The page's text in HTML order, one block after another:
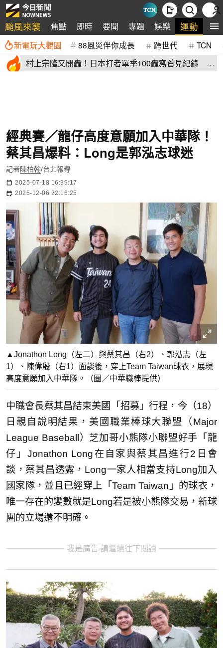
颱風來襲 焦點 即時 要聞 專題 娛樂 運動 全
新電玩大觀園 88風災伴你成長 跨世代 TCN
村上宗隆又開轟！日本打者單季100轟寫首見紀錄 這
經典賽／龍仔高度意願加入中華隊！
蔡其昌爆料：Long是郭泓志球迷
記者陳柏翰/台北報導
2025-07-18 16:39:17
2025-12-06 22:16:25
▲Jonathon Long（左二）與蔡其昌（右2）、郭泓志（左
1）、陳偉殷（右1）面談後，穿上Team Taiwan球衣，展現
高度意願加入中華隊。（圖／中華職棒提供）
中職會長蔡其昌結束美國「招募」行程，今（18）
日親自說明結果，美國職業棒球大聯盟（Major
League Baseball）芝加哥小熊隊小聯盟好手「龍
仔」Jonathon Long在自家與蔡其昌進行2日會
談，蔡其昌透露，Long一家人相當支持Long加入
國家隊，並且已經穿上「Team Taiwan」的球衣，
唯一存在的變數就是Long若是被小熊隊交易，新球
團的立場還不明確。
我是廣告 請繼續往下閱讀